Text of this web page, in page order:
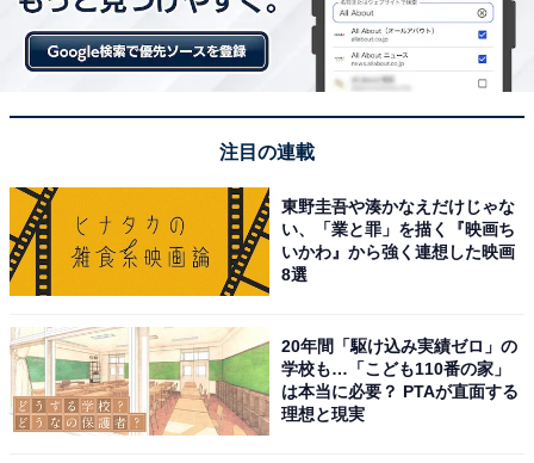
注目の連載
東野圭吾や湊かなえだけじゃな
い、「業と罪」を描く『映画ち
いかわ』から強く連想した映画
8選
20年間「駆け込み実績ゼロ」の
学校も…「こども110番の家」
は本当に必要？ PTAが直面する
理想と現実